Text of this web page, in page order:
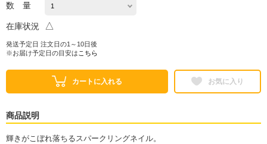
数 量
在庫状況 △
発送予定日 注文日の1～10日後
※お届け予定日の目安は こちら
カートに入れる お気に入り
商品説明
輝きがこぼれ落ちるスパークリングネイル。